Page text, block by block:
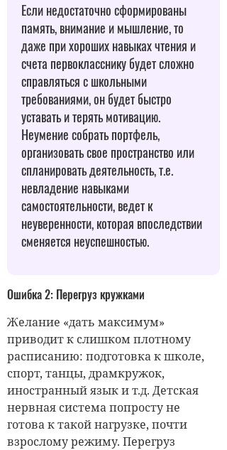
Если недостаточно сформированы
память, внимание и мышление, то
даже при хороших навыках чтения и
счета первокласснику будет сложно
справляться с школьными
требованиями, он будет быстро
уставать и терять мотивацию.
Неумение собрать портфель,
организовать свое пространство или
спланировать деятельность, т.е.
невладение навыками
самостоятельности, ведет к
неуверенности, которая впоследствии
сменяется неуспешностью.
Ошибка 2: Перегруз кружками
Желание «дать максимум»
приводит к слишком плотному
расписанию: подготовка к школе,
спорт, танцы, драмкружок,
иностранный язык и т.д. Детская
нервная система попросту не
готова к такой нагрузке, почти
взрослому режиму. Перегруз